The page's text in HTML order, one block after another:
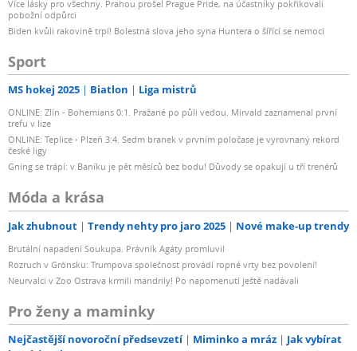
Více lásky pro všechny. Prahou prošel Prague Pride, na účastníky pokřikovali
pobožní odpůrci
Biden kvůli rakovině trpí! Bolestná slova jeho syna Huntera o šířící se nemoci
Sport
MS hokej 2025 Biatlon Liga mistrů
ONLINE: Zlín - Bohemians 0:1. Pražané po půli vedou. Mirvald zaznamenal první
trefu v lize
ONLINE: Teplice - Plzeň 3:4. Sedm branek v prvním poločase je vyrovnaný rekord
české ligy
Gning se trápí: v Baníku je pět měsíců bez bodu! Důvody se opakují u tří trenérů
Móda a krása
Jak zhubnout Trendy nehty pro jaro 2025 Nové make-up trendy
Brutální napadení Soukupa. Právník Agáty promluvil
Rozruch v Grónsku: Trumpova společnost provádí ropné vrty bez povolení!
Neurvalci v Zoo Ostrava krmili mandrily! Po napomenutí ještě nadávali
Pro ženy a maminky
Nejčastější novoroční předsevzetí Miminko a mráz
Jak vybírat